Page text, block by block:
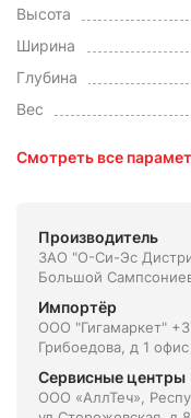
Высота
Ширина
Глубина
Вес
Смотреть все
Производитель
ЗАО "О-Си-Эс
Большой
Импортёр
ООО "Гигамаркет"
Грибоедова, д 1
Сервисные центры
ООО «АллТеч»,